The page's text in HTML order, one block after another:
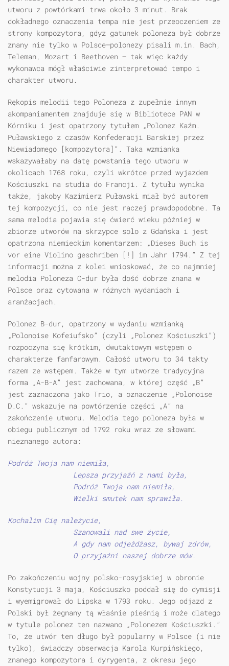
utworu z powtórkami trwa około 3 minut. Brak
dokładnego oznaczenia tempa nie jest przeoczeniem ze
strony kompozytora, gdyż gatunek poloneza był dobrze
znany nie tylko w Polsce—polonezy pisali m.in. Bach,
Teleman, Mozart i Beethoven — tak więc każdy
wykonawca mógł właściwie zinterpretować tempo i
charakter utworu.
Rękopis melodii tego Poloneza z zupełnie innym
akompaniamentem znajduje się w Bibliotece PAN w
Kórniku i jest opatrzony tytułem „Polonez Kaźm.
Puławskiego z czasów Konfederacji Barskiej przez
Niewiadomego [kompozytora]”. Taka wzmianka
wskazywałaby na datę powstania tego utworu w
okolicach 1768 roku, czyli wkrótce przed wyjazdem
Kościuszki na studia do Francji. Z tytułu wynika
także, jakoby Kazimierz Puławski miał być autorem
tej kompozycji, co nie jest raczej prawdopodobne. Ta
sama melodia pojawia się ćwierć wieku później w
zbiorze utworów na skrzypce solo z Gdańska i jest
opatrzona niemieckim komentarzem: „Dieses Buch is
vor eine Violino geschriben [!] im Jahr 1794.” Z tej
informacji można z kolei wnioskować, że co najmniej
melodia Poloneza C-dur była dość dobrze znana w
Polsce oraz cytowana w różnych wydaniach i
aranżacjach.
Polonez B-dur, opatrzony w wydaniu wzmianką
„Polonoise Kofeiufsko” (czyli „Polonez Kościuszki”)
rozpoczyna się krótkim, dwutaktowym wstępem o
charakterze fanfarowym. Całość utworu to 34 takty
razem ze wstępem. Także w tym utworze tradycyjna
forma „A-B-A” jest zachowana, w której część „B”
jest zaznaczona jako Trio, a oznaczenie „Polonoise
D.C.” wskazuje na powtórzenie części „A” na
zakończenie utworu. Melodia tego poloneza była w
obiegu publicznym od 1792 roku wraz ze słowami
nieznanego autora:
Podróż Twoja nam niemiła,
Lepsza przyjaźń z nami była,
Podróż Twoja nam niemiła,
Wielki smutek nam sprawiła.
Kochalim Cię należycie,
Szanowali nad swe życie,
A gdy nam odjeżdżasz, bywaj zdrów,
O przyjaźni naszej dobrze mów.
Po zakończeniu wojny polsko-rosyjskiej w obronie
Konstytucji 3 maja, Kościuszko poddał się do dymisji
i wyemigrował do Lipska w 1793 roku. Jego odjazd z
Polski był żegnany tą właśnie pieśnią i może dlatego
w tytule polonez ten nazwano „Polonezem Kościuszki.”
To, że utwór ten długo był popularny w Polsce (i nie
tylko), świadczy obserwacja Karola Kurpińskiego,
znanego kompozytora i dyrygenta, z okresu jego